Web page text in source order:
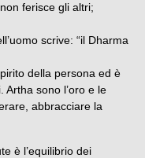
ferisce gli altri;
scrive: “il Dharma
della persona ed è
Artha sono l’oro e le
abbracciare la
è l’equilibrio dei